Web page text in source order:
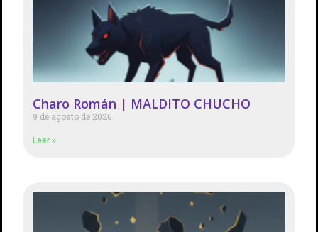
Charo Román | MALDITO CHUCHO
9 de agosto de 2026
Leer »